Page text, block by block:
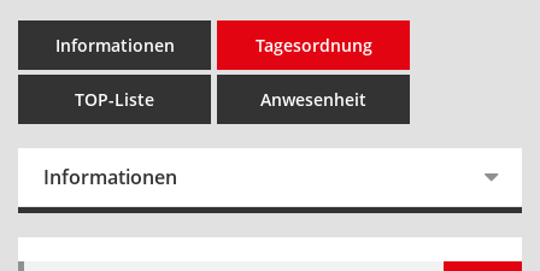
Informationen Tagesordnung
TOP-Liste Anwesenheit
Informationen